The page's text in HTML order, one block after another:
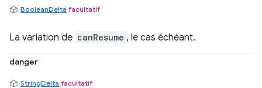
BooleanDelta facultatif
La variation de canResume , le cas échéant.
danger
StringDelta facultatif